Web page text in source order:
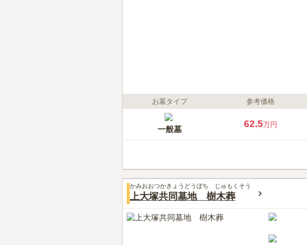
お墓タイプ 参考価格
一般墓
62.5万円
かみおおつかきょうどうぼち じゅもくそう
上大塚共同墓地 樹木葬